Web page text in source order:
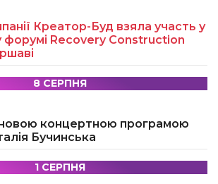
Креатор-Буд взяла участь у
форумі Recovery Construction
8 СЕРПНЯ
новою концертною програмою
Бучинська
1 СЕРПНЯ